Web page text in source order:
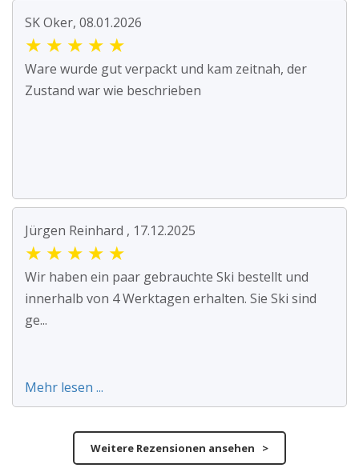
SK Oker, 08.01.2026
★ ★ ★ ★ ★
Ware wurde gut verpackt und kam zeitnah, der
Zustand war wie beschrieben
Jürgen Reinhard , 17.12.2025
★ ★ ★ ★ ★
Wir haben ein paar gebrauchte Ski bestellt und
innerhalb von 4 Werktagen erhalten. Sie Ski sind
ge...
Mehr lesen ...
Weitere Rezensionen ansehen >